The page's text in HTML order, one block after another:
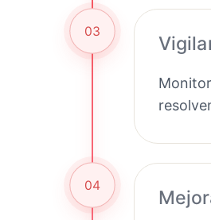
03
04